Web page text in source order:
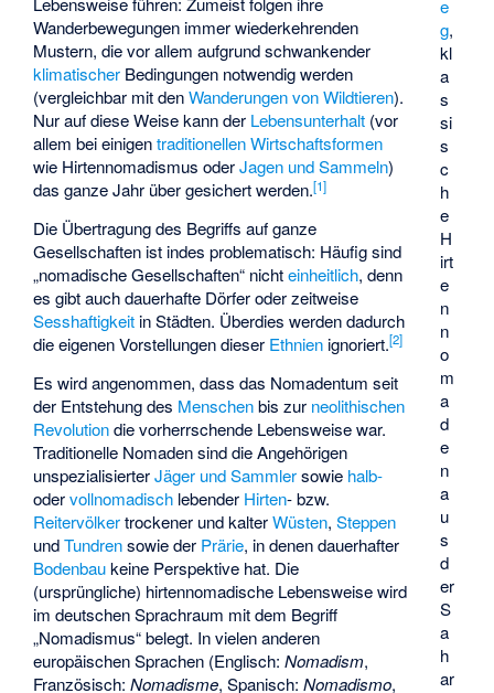
e
g,
kl
a
s
si
s
c
h
e
H
irt
e
n
n
o
m
a
d
e
n
a
u
s
d
er
S
a
h
ar
Wanderbewegungen immer wiederkehrenden
Mustern, die vor allem aufgrund schwankender
klimatischer Bedingungen notwendig werden
(vergleichbar mit denWanderungen von Wildtieren).
Nur auf diese Weise kann der Lebensunterhalt (vor
allem bei einigentraditionellen Wirtschaftsformen
wie Hirtennomadismus oderJagen und Sammeln)
das ganze Jahr über gesichert werden.[1]
Die Übertragung des Begriffs auf ganze
Gesellschaften ist indes problematisch: Häufig sind
„nomadische Gesellschaften“ nichteinheitlich, denn
es gibt auch dauerhafte Dörfer oder zeitweise
Sesshaftigkeit in Städten. Überdies werden dadurch
die eigenen Vorstellungen dieser Ethnien ignoriert.[2]
Es wird angenommen, dass das Nomadentum seit
der Entstehung des Menschenbis zur neolithischen
Revolutiondie vorherrschende Lebensweise war.
Traditionelle Nomaden sind die Angehörigen
unspezialisierterJäger und Sammlersowie halb-
odervollnomadisch lebender Hirten- bzw.
Reitervölkertrockener und kalterWüsten,Steppen
undTundrensowie der Prärie, in denen dauerhafter
Bodenbaukeine Perspektive hat. Die
(ursprüngliche) hirtennomadische Lebensweise wird
im deutschen Sprachraum mit dem Begriff
„Nomadismus“ belegt. In vielen anderen
europäischen Sprachen (Englisch:Nomadism,
Französisch:Nomadisme, Spanisch:Nomadismo,